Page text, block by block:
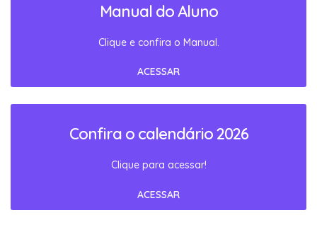
Manual do Aluno
Clique e confira o Manual.
ACESSAR
Confira o calendário 2026
Clique para acessar!
ACESSAR